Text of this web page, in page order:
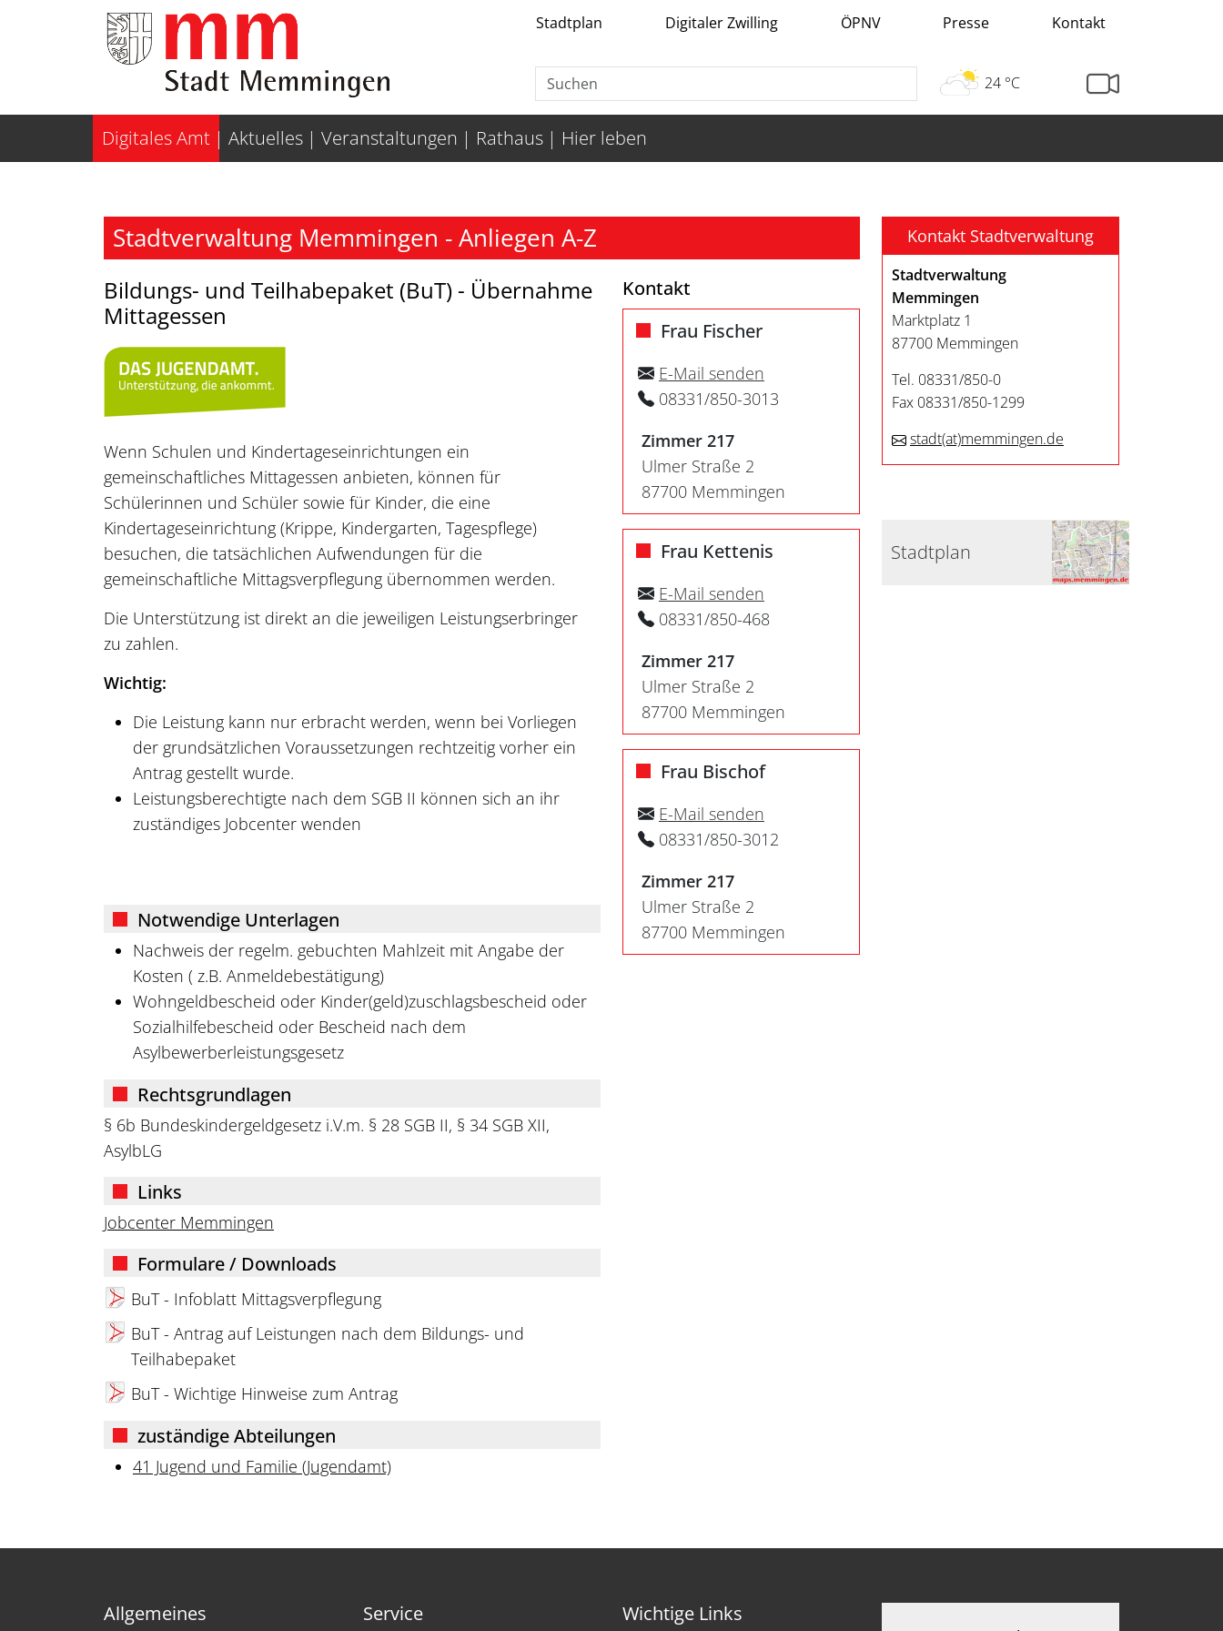
Weiter zur Navigation Weiter zum Inhalt Stadtplan Digitaler Zwilling ÖPNV Presse Kontakt
24 °C
Digitales Amt Aktuelles Veranstaltungen Rathaus Hier leben
Stadtverwaltung Memmingen - Anliegen A-Z
Bildungs- und Teilhabepaket (BuT) - Übernahme
Mittagessen
Wenn Schulen und Kindertageseinrichtungen ein
gemeinschaftliches Mittagessen anbieten, können für
Schülerinnen und Schüler sowie für Kinder, die eine
Kindertageseinrichtung (Krippe, Kindergarten, Tagespflege)
besuchen, die tatsächlichen Aufwendungen für die
gemeinschaftliche Mittagsverpflegung übernommen werden.
Die Unterstützung ist direkt an die jeweiligen Leistungserbringer
zu zahlen.
Wichtig:
Die Leistung kann nur erbracht werden, wenn bei Vorliegen
der grundsätzlichen Voraussetzungen rechtzeitig vorher ein
Antrag gestellt wurde.
Leistungsberechtigte nach dem SGB II können sich an ihr
zuständiges Jobcenter wenden
Notwendige Unterlagen
Nachweis der regelm. gebuchten Mahlzeit mit Angabe der
Kosten ( z.B. Anmeldebestätigung)
Wohngeldbescheid oder Kinder(geld)zuschlagsbescheid oder
Sozialhilfebescheid oder Bescheid nach dem
Asylbewerberleistungsgesetz
Rechtsgrundlagen
§ 6b Bundeskindergeldgesetz i.V.m. § 28 SGB II, § 34 SGB XII,
AsylbLG
Links
Jobcenter Memmingen
Formulare / Downloads
BuT - Infoblatt Mittagsverpflegung
BuT - Antrag auf Leistungen nach dem Bildungs- und
Teilhabepaket
BuT - Wichtige Hinweise zum Antrag
zuständige Abteilungen
41 Jugend und Familie (Jugendamt)
Kontakt
Frau Fischer
E-Mail senden
08331/850-3013
Zimmer 217
Ulmer Straße 2
87700 Memmingen
Frau Kettenis
E-Mail senden
08331/850-468
Zimmer 217
Ulmer Straße 2
87700 Memmingen
Frau Bischof
E-Mail senden
08331/850-3012
Zimmer 217
Ulmer Straße 2
87700 Memmingen
Kontakt Stadtverwaltung
Stadtverwaltung
Memmingen
Marktplatz 1
87700 Memmingen
Tel. 08331/850-0
Fax 08331/850-1299
stadt(at)memmingen.de
Stadtplan
Allgemeines Service Wichtige Links